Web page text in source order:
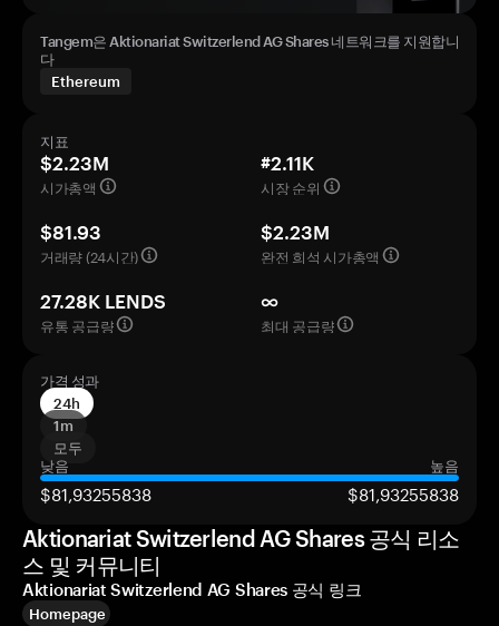
Tangem은 Aktionariat Switzerlend AG Shares 네트워크를 지원합니
다
Ethereum
지표
$2.23M
시가총액
#2.11K
시장 순위
$81.93
거래량 (24시간)
$2.23M
완전 희석 시가총액
27.28K LENDS
유통 공급량
∞
최대 공급량
가격 성과
24h
1m
모두
낮음
높음
$81,93255838
$81,93255838
Aktionariat Switzerlend AG Shares 공식 리소
스 및 커뮤니티
Aktionariat Switzerlend AG Shares 공식 링크
Homepage